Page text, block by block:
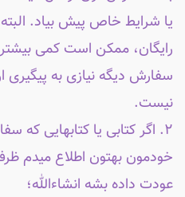
یا شرایط خاص پیش بیاد.
رایگان، ممکن است کمی
سفارش دیگه نیازی به
نیست.
۲. اگر کتابی یا کتابهایی که
خودمون بهتون اطلاع میدم
عودت داده بشه انشاءالله؛